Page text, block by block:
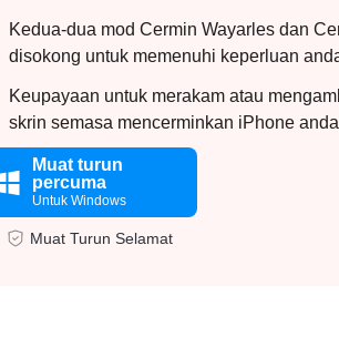
Kedua-dua mod Cermin Wayarles dan
disokong untuk memenuhi keperluan
Keupayaan untuk merakam atau
skrin semasa mencerminkan iPhone
Muat turun
percuma
Untuk Windows
Muat Turun Selamat